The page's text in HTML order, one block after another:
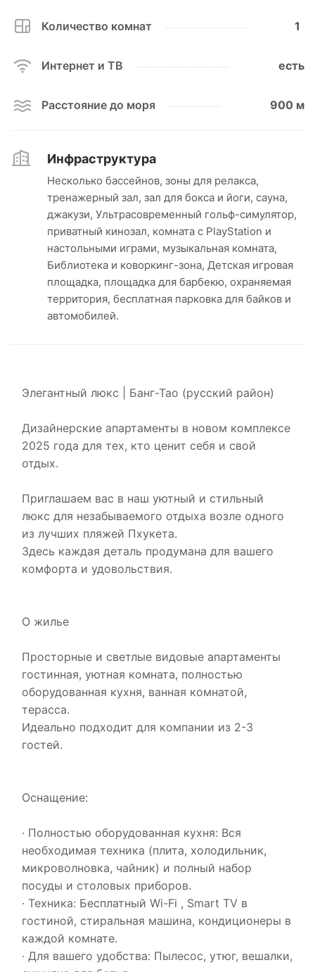
Элегантный люкс | Банг-Тао (русский район)
Дизайнерские апартаменты в новом комплексе
2025 года для тех, кто ценит себя и свой
отдых.
Приглашаем вас в наш уютный и стильный
люкс для незабываемого отдыха возле одного
из лучших пляжей Пхукета.
Здесь каждая деталь продумана для вашего
комфорта и удовольствия.
О жилье
Просторные и светлые видовые апартаменты
гостинная, уютная комната, полностью
оборудованная кухня, ванная комнатой,
терасса.
Идеально подходит для компании из 2-3
гостей.
Оснащение:
· Полностью оборудованная кухня: Вся
необходимая техника (плита, холодильник,
микроволновка, чайник) и полный набор
посуды и столовых приборов.
· Техника: Бесплатный Wi-Fi , Smart TV в
гостиной, стиральная машина, кондиционеры в
каждой комнате.
· Для вашего удобства: Пылесос, утюг, вешалки,
Количество комнат 1
Интернет и ТВ есть
Расстояние до моря 900 м
Инфраструктура
Несколько бассейнов, зоны для релакса,
тренажерный зал, зал для бокса и йоги, сауна,
джакузи, Ультрасовременный гольф-симулятор,
приватный кинозал, комната с PlayStation и
настольными играми, музыкальная комната,
Библиотека и коворкинг-зона, Детская игровая
площадка, площадка для барбекю, охраняемая
территория, бесплатная парковка для байков и
автомобилей.